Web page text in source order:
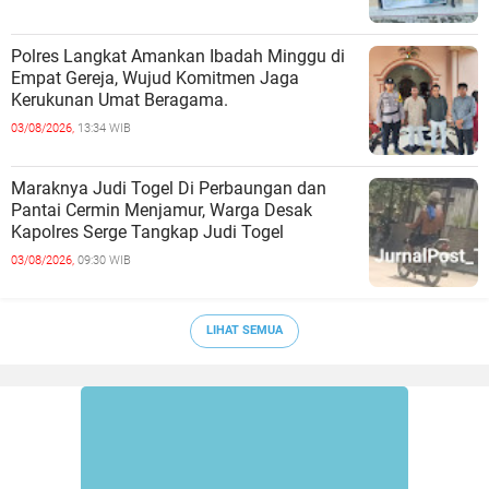
Polres Langkat Amankan Ibadah Minggu di
Empat Gereja, Wujud Komitmen Jaga
Kerukunan Umat Beragama.
03/08/2026, 13:34 WIB
Maraknya Judi Togel Di Perbaungan dan
Pantai Cermin Menjamur, Warga Desak
Kapolres Serge Tangkap Judi Togel
03/08/2026, 09:30 WIB
LIHAT SEMUA